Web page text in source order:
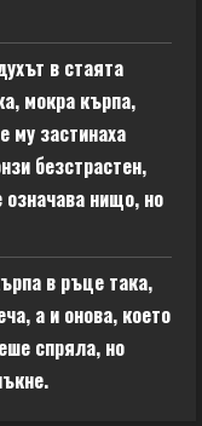
в стаята
мокра кърпа,
му застинаха
безстрастен,
означава нищо, но
в ръце така,
а и онова, което
спряла, но